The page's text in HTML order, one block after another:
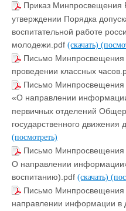
Приказ Минпросвещения
утверждении Порядка
воспитательной работе
молодежи.pdf (скачать)
Письмо Минпросвещения
проведении классных
Письмо Минпросвещения
«О направлении
первичных отделений
государственного
(посмотреть)
Письмо Минпросвещения
О направлении
воспитанию).pdf (скачать)
Письмо Минпросвещения
направлении информации в